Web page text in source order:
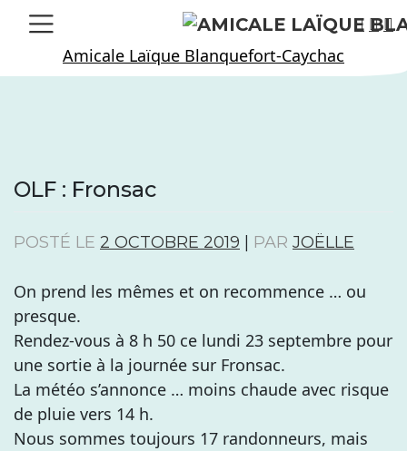
Skip
Amicale Laïque Blanquefort-Caychac
OLF : Fronsac
POSTÉ LE 2 OCTOBRE 2019 PAR JOËLLE
On prend les mêmes et on recommence … ou
presque.
Rendez-vous à 8 h 50 ce lundi 23 septembre pour
une sortie à la journée sur Fronsac.
La météo s’annonce … moins chaude avec risque
de pluie vers 14 h.
Nous sommes toujours 17 randonneurs, mais